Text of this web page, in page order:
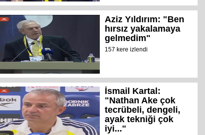
Aziz Yıldırım: "Ben
hırsız yakalamaya
gelmedim"
157 kere izlendi
İsmail Kartal:
"Nathan Ake çok
tecrübeli, dengeli,
ayak tekniği çok
iyi..."